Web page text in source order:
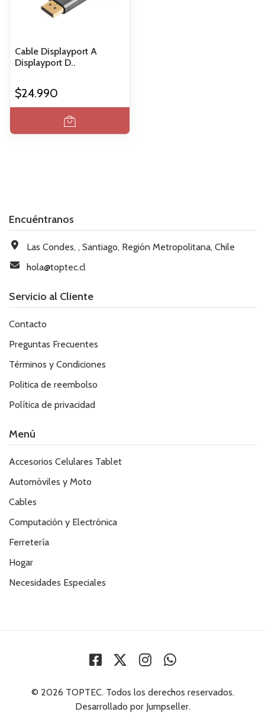
Cable Displayport A
Displayport D..
$24.990
Encuéntranos
Las Condes, , Santiago, Región Metropolitana, Chile
hola@toptec.cl
Servicio al Cliente
Contacto
Preguntas Frecuentes
Términos y Condiciones
Politica de reembolso
Política de privacidad
Menú
Accesorios Celulares Tablet
Automóviles y Moto
Cables
Computación y Electrónica
Ferretería
Hogar
Necesidades Especiales
© 2026 TOPTEC. Todos los derechos reservados.
Desarrollado por Jumpseller.